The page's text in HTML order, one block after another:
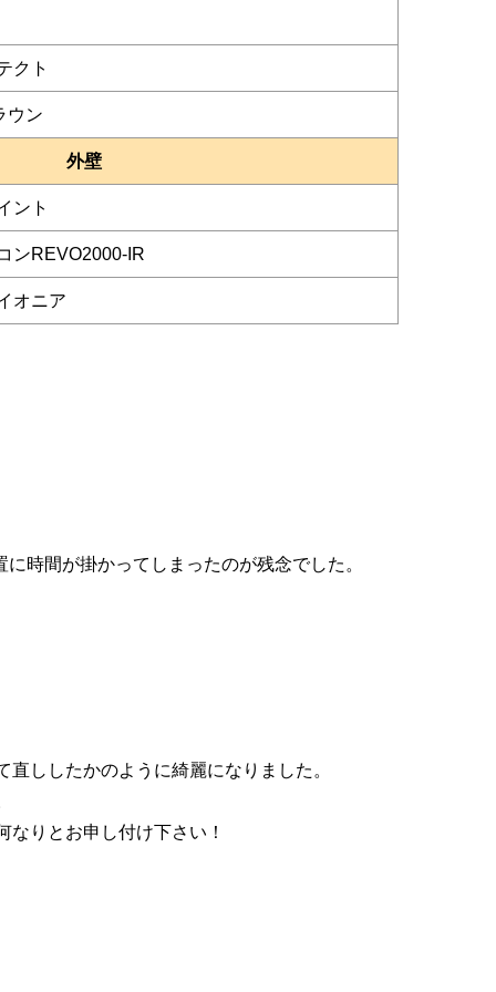
クト
ウン
外壁
ント
ンREVO2000-IR
オニア
時間が掛かってしまったのが残念でした。
ししたかのように綺麗になりました。
りとお申し付け下さい！